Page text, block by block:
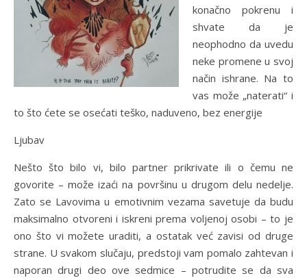
konačno pokrenu i
shvate da je
neophodno da uvedu
neke promene u svoj
način ishrane. Na to
vas može „naterati“ i
to što ćete se osećati teško, naduveno, bez energije
Ljubav
Nešto što bilo vi, bilo partner prikrivate ili o čemu ne
govorite – može izaći na površinu u drugom delu nedelje.
Zato se Lavovima u emotivnim vezama savetuje da budu
maksimalno otvoreni i iskreni prema voljenoj osobi – to je
ono što vi možete uraditi, a ostatak već zavisi od druge
strane. U svakom slučaju, predstoji vam pomalo zahtevan i
naporan drugi deo ove sedmice – potrudite se da sva